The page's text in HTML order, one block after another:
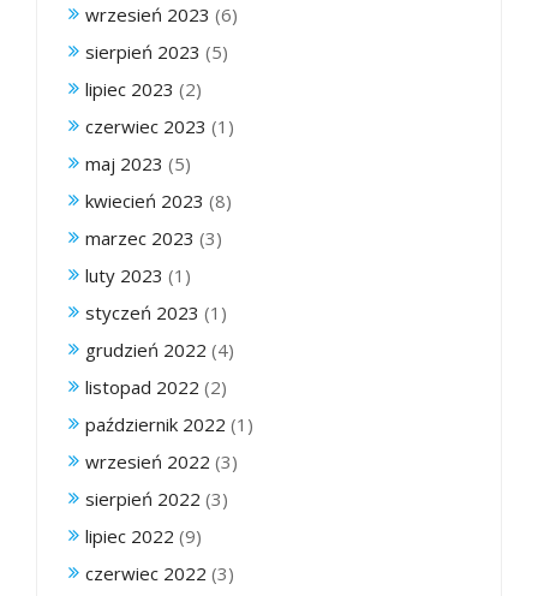
wrzesień 2023 (6)
sierpień 2023 (5)
lipiec 2023 (2)
czerwiec 2023 (1)
maj 2023 (5)
kwiecień 2023 (8)
marzec 2023 (3)
luty 2023 (1)
styczeń 2023 (1)
grudzień 2022 (4)
listopad 2022 (2)
październik 2022 (1)
wrzesień 2022 (3)
sierpień 2022 (3)
lipiec 2022 (9)
czerwiec 2022 (3)